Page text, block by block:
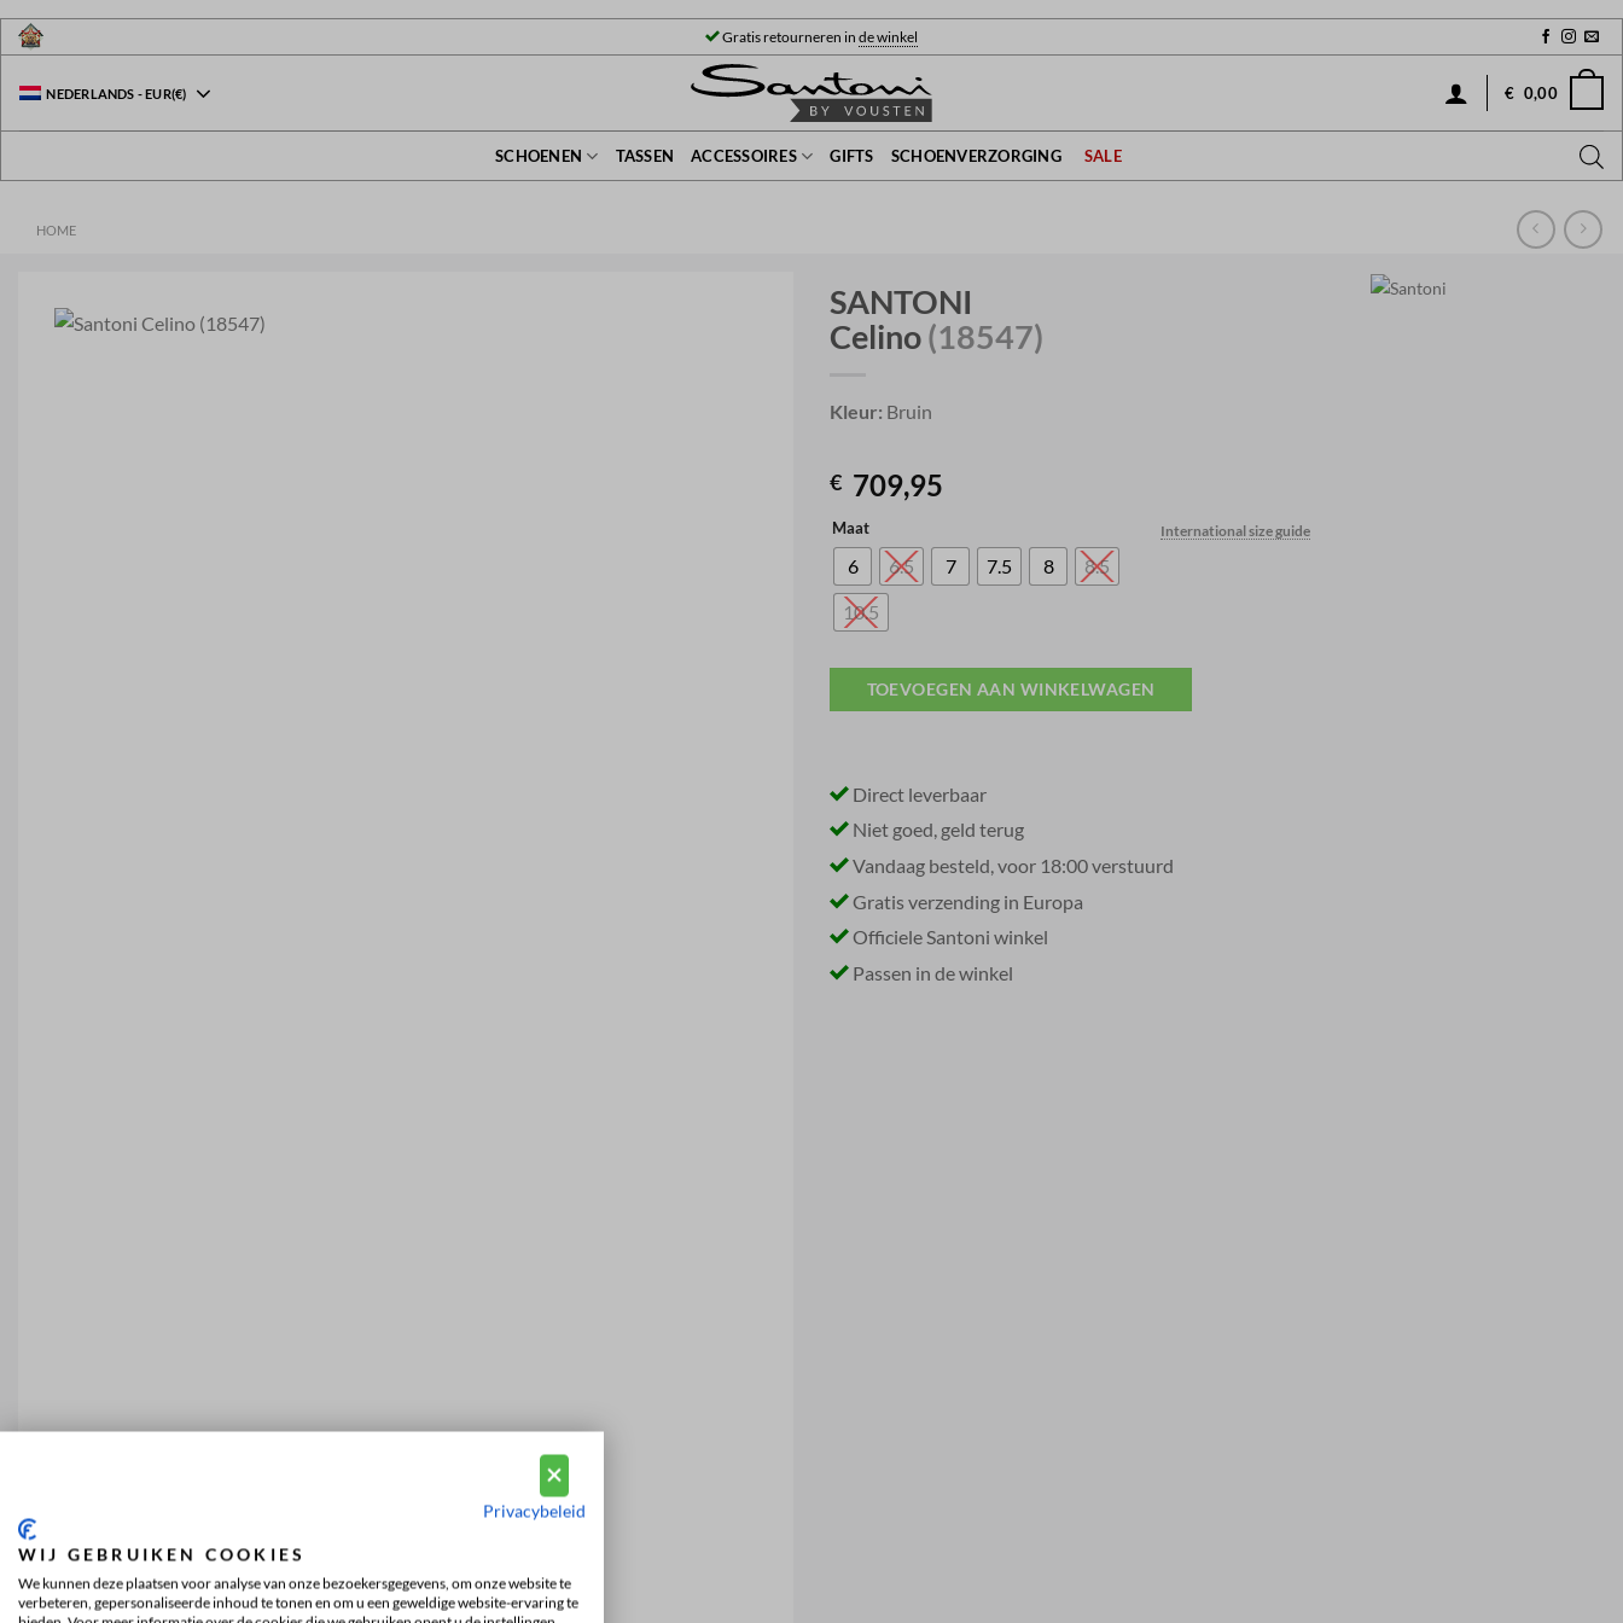
Ga
naar
Gratis retourneren in de winkel
NEDERLANDS -EUR(€) € 0,00
SCHOENEN TASSEN ACCESSOIRES GIFTS SCHOENVERZORGING SALE
HOME
SANTONI
Celino(18547)
Kleur: Bruin
€ 709,95
International size guide
Maat
6 6.5 7 7.5 8
8.5
10.5
TOEVOEGEN AAN WINKELWAGEN
Direct leverbaar
Niet goed, geld terug
Vandaag besteld, voor 18:00 verstuurd
Gratis verzending in Europa
Officiele Santoni winkel
Passen in de winkel
Privacybeleid
WIJ GEBRUIKEN COOKIES
We kunnen deze plaatsen voor analyse van onze bezoekersgegevens, om onze website te
verbeteren, gepersonaliseerde inhoud te tonen en om u een geweldige website-ervaring te